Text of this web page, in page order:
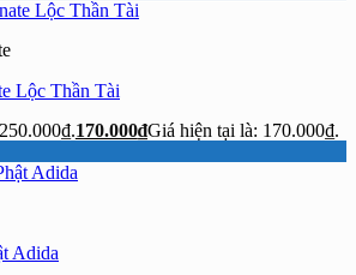
Lộc Thần Tài
170.000₫Giá hiện tại là: 170.000₫.
Adida